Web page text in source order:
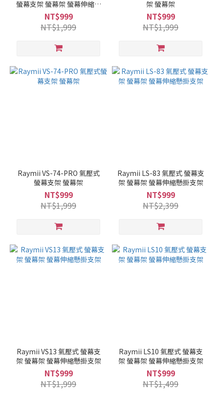
螢幕支架 螢幕架 螢幕伸縮懸
掛支架
NT$999
NT$1,999
架 螢幕架
NT$999
NT$1,999
Raymii VS-74-PRO 氣壓式
螢幕支架 螢幕架
NT$999
NT$1,999
Raymii LS-83 氣壓式 螢幕支
架 螢幕架 螢幕伸縮懸掛支架
NT$999
NT$2,399
Raymii VS13 氣壓式 螢幕支
架 螢幕架 螢幕伸縮懸掛支架
NT$999
NT$1,999
Raymii LS10 氣壓式 螢幕支
架 螢幕架 螢幕伸縮懸掛支架
NT$999
NT$1,499